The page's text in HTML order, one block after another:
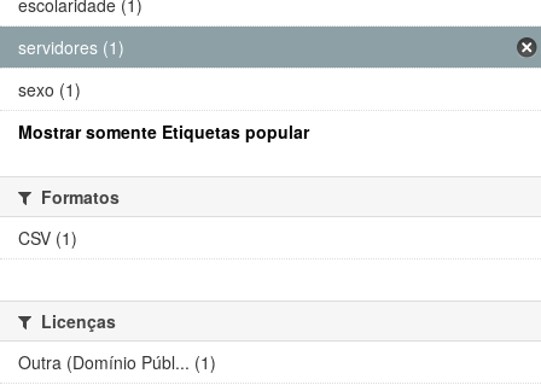
servidores (1)
sexo (1)
Mostrar somente Etiquetas popular
Formatos
CSV (1)
Licenças
Outra (Domínio Públ... (1)